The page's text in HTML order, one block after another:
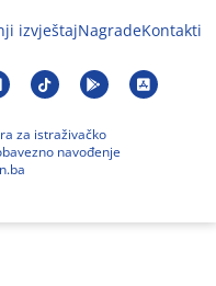
izvještajNagradeKontakti
za istraživačko
navođenje